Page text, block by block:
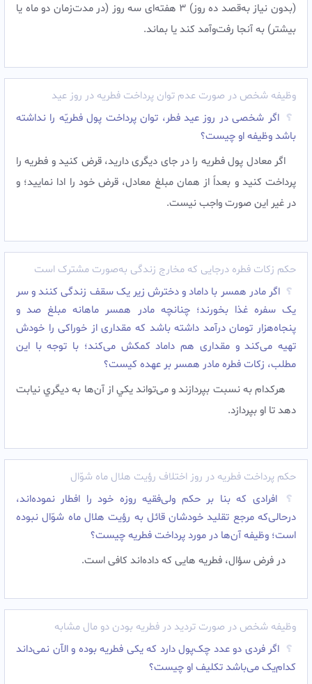
(بدون نياز به‌قصد ده روز) 3 هفته‌ای سه روز (در مدت‌زمان دو ماه يا
بيشتر) به آنجا رفت‌وآمد کند يا بماند.
وظیفه شخص در صورت عدم توان پرداخت فطریه در روز عید
اگر شخصی در روز عید فطر، توان پرداخت پول فطریّه را نداشته
باشد وظیفه او چیست؟
اگر معادل پول فطریه را در جای دیگری دارید، قرض کنید و فطریه را
پرداخت کنید و بعداً از همان مبلغ معادل، قرض خود را ادا نمایید؛ و
در غیر این صورت واجب نیست.
حکم زکات فطره درجایی که مخارج زندگی به‌صورت مشترک است
اگر مادر همسر با داماد و دخترش زیر یک سقف زندگی کنند و سر
یک سفره غذا بخورند؛ چنانچه مادر همسر ماهانه مبلغ صد و
پنجاه‌هزار تومان درآمد داشته باشد که مقداری از خوراکی را خودش
تهیه می‌کند و مقداری هم داماد کمکش می‌کند؛ با توجه با این
مطلب، زکات فطره مادر همسر بر عهده کیست؟
هرکدام به نسبت بپردازند و می‌تواند يکي از آن‌ها به ديگري نيابت
دهد تا او بپردازد.
حکم پرداخت فطریه در روز اختلاف رؤیت هلال ماه شوّال
افرادی که بنا بر حکم ولی‌فقیه روزه خود را افطار نموده‌اند،
درحالی‌که مرجع تقلید خودشان قائل به رؤیت هلال ماه شوّال نبوده
است؛ وظیفه آن‌ها در مورد پرداخت فطریه چیست؟
در فرض سؤال، فطریه هایی که داده‌اند کافی است.
وظیفه شخص در صورت تردید در فطریه بودن دو مال مشابه
اگر فردی دو عدد چک‌پول دارد که یکی فطریه بوده و الآن نمی‌داند
کدام‌یک می‌باشد تکلیف او چیست؟